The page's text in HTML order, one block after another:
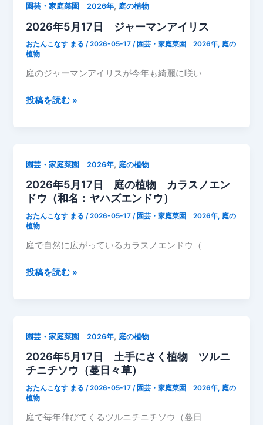
ジ
サ
（柏
紫
陽
花）
た
日
庭
の
除
草
業
理
園芸・家庭菜園 2026年, 庭の植物
2026年5月17日 ジャーマンアイリス
おたんこなす まる/2026-05-17/ 園芸・家庭菜園 2026年, 庭の
植物
庭のジャーマンアイリスが今年も綺麗に咲い
2026
日
ジ
ャ
ー
マ
ン
イ
投稿を読む »
園芸・家庭菜園 2026年, 庭の植物
2026年5月17日 庭の植物 カラスノエン
ドウ（和名：ヤハズエンドウ）
おたんこなす まる/2026-05-17/ 園芸・家庭菜園 2026年, 庭の
植物
庭で自然に広がっているカラスノエンドウ（
2026
日
庭
の
植
物
カ
投稿を読む »
園芸・家庭菜園 2026年, 庭の植物
2026年5月17日 土手にさく植物 ツルニ
チニチソウ（蔓日々草）
おたんこなす まる/2026-05-17/ 園芸・家庭菜園 2026年, 庭の
植物
庭で毎年伸びてくるツルニチニチソウ（蔓日